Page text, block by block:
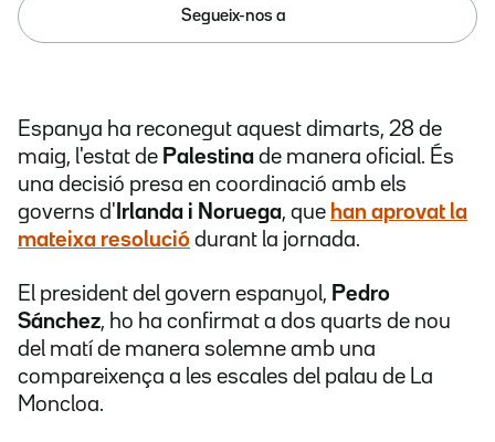
Segueix-nos a
Espanya ha reconegut aquest dimarts, 28 de
maig, l'estat de Palestina de manera oficial. És
una decisió presa en coordinació amb els
governs d' Irlanda i Noruega, que han aprovat la
mateixa resolució durant la jornada.
El president del govern espanyol, Pedro
Sánchez, ho ha confirmat a dos quarts de nou
del matí de manera solemne amb una
compareixença a les escales del palau de La
Moncloa.